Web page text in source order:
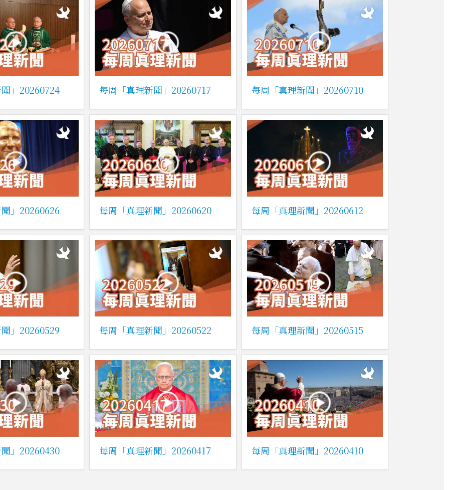
」20260724 每周「真理新聞」20260717 每周「真理新聞」20260710
」20260626 每周「真理新聞」20260620 每周「真理新聞」20260612
」20260529 每周「真理新聞」20260522 每周「真理新聞」20260515
」20260430 每周「真理新聞」20260417 每周「真理新聞」20260410